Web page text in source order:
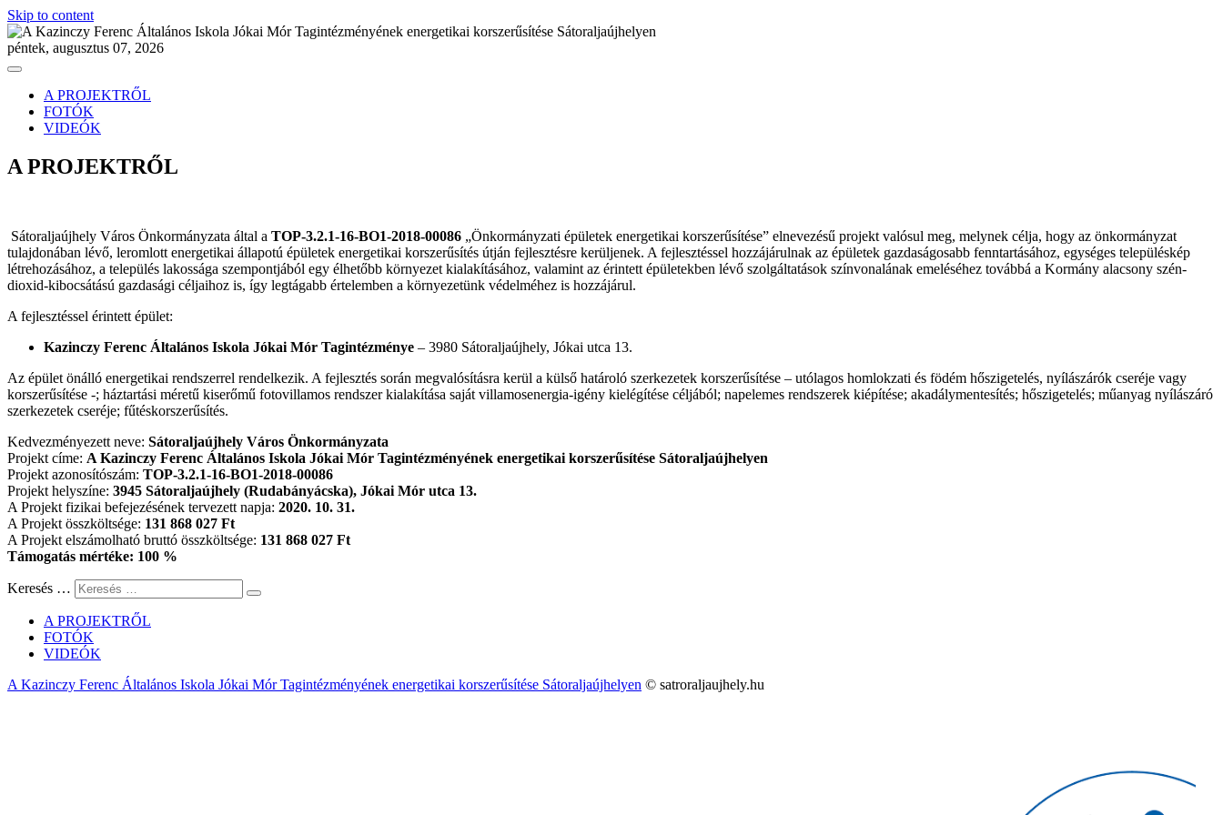
Skip to content
péntek, augusztus 07, 2026
A PROJEKTRŐL
FOTÓK
VIDEÓK
A PROJEKTRŐL
Sátoraljaújhely Város Önkormányzata által a TOP-3.2.1-16-BO1-2018-00086 „Önkormányzati épületek energetikai korszerűsítése” elnevezésű projekt valósul meg, melynek célja, hogy az önkormányzat
tulajdonában lévő, leromlott energetikai állapotú épületek energetikai korszerűsítés útján fejlesztésre kerüljenek. A fejlesztéssel hozzájárulnak az épületek gazdaságosabb fenntartásához, egységes településkép
létrehozásához, a település lakossága szempontjából egy élhetőbb környezet kialakításához, valamint az érintett épületekben lévő szolgáltatások színvonalának emeléséhez továbbá a Kormány alacsony szén-
dioxid-kibocsátású gazdasági céljaihoz is, így legtágabb értelemben a környezetünk védelméhez is hozzájárul.
A fejlesztéssel érintett épület:
Kazinczy Ferenc Általános Iskola Jókai Mór Tagintézménye – 3980 Sátoraljaújhely, Jókai utca 13.
Az épület önálló energetikai rendszerrel rendelkezik. A fejlesztés során megvalósításra kerül a külső határoló szerkezetek korszerűsítése – utólagos homlokzati és födém hőszigetelés, nyílászárók cseréje vagy
korszerűsítése -; háztartási méretű kiserőmű fotovillamos rendszer kialakítása saját villamosenergia-igény kielégítése céljából; napelemes rendszerek kiépítése; akadálymentesítés; hőszigetelés; műanyag nyílászáró
szerkezetek cseréje; fűtéskorszerűsítés.
Kedvezményezett neve: Sátoraljaújhely Város Önkormányzata
Projekt címe: A Kazinczy Ferenc Általános Iskola Jókai Mór Tagintézményének energetikai korszerűsítése Sátoraljaújhelyen
Projekt azonosítószám: TOP-3.2.1-16-BO1-2018-00086
Projekt helyszíne: 3945 Sátoraljaújhely (Rudabányácska), Jókai Mór utca 13.
A Projekt fizikai befejezésének tervezett napja: 2020. 10. 31.
A Projekt összköltsége: 131 868 027 Ft
A Projekt elszámolható bruttó összköltsége: 131 868 027 Ft
Támogatás mértéke: 100 %
Keresés …
A PROJEKTRŐL
FOTÓK
VIDEÓK
A Kazinczy Ferenc Általános Iskola Jókai Mór Tagintézményének energetikai korszerűsítése Sátoraljaújhelyen © satroraljaujhely.hu